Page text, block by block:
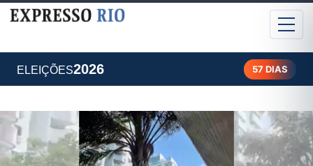
ELEIÇÕES2026 57 DIAS